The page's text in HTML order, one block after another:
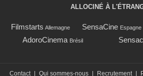
ALLOCINÉ À
Filmstarts Allemagne SensaCine Espagne
AdoroCinema Brésil
Contact Qui sommes-nous Recrutement